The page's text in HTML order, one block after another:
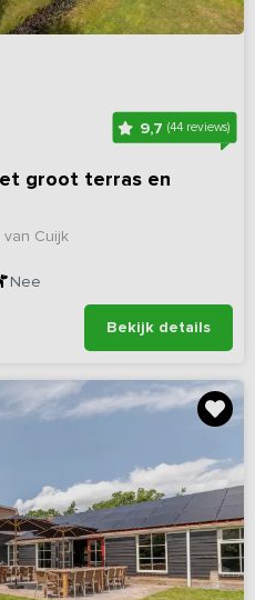
9,7(44 reviews)
groot terras en
van Cuijk
Nee
Bekijk details